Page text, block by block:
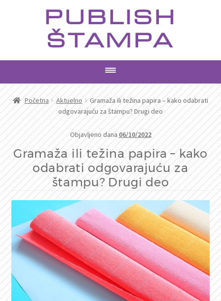
PUBLISH
ŠTAMPA
PROIZVODI
USLUGE
AKTUELNO
KONTAKT
PRETRAGA
Početna Aktuelno
Gramaža ili težina papira – kako odabrati
odgovarajuću za štampu? Drugi deo
Objavljeno dana06/10/2022
Gramaža ili težina papira – kako
odabrati odgovarajuću za
štampu? Drugi deo